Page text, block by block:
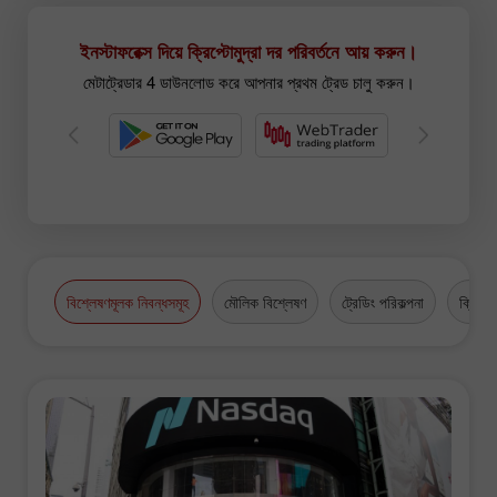
ইনস্টাফরেক্স দিয়ে ক্রিপ্টোমুদ্রা দর পরিবর্তনে আয় করুন।
মেটাট্রেডার 4 ডাউনলোড করে আপনার প্রথম ট্রেড চালু করুন।
বিশ্লেষণমূলক নিবন্ধসমূহ মৌলিক বিশ্লেষণ ট্রেডিং পরিকল্পনা